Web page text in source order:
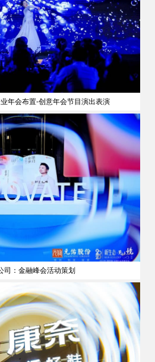
年会布置-创意年会节目演出表演
司：金融峰会活动策划